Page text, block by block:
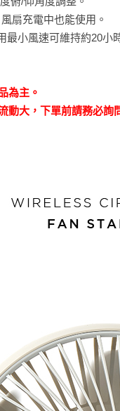
扇充電中也能使用。
小風速可維持約20小
為主。
大，下單前請務必詢